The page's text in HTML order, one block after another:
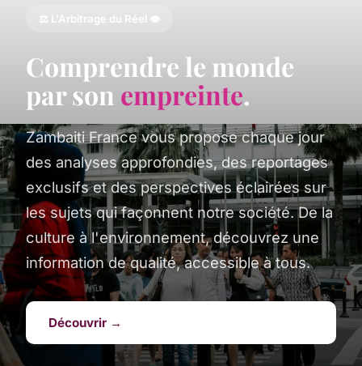
⚖️ L'Arbitrage du Réel 👁️
Comprendre le monde
par son empreinte.
Zambaiti France vous propose chaque jour
des analyses approfondies, des reportages
exclusifs et des perspectives éclairées sur
les sujets qui façonnent notre société. De la
culture à l'environnement, découvrez une
information de qualité, accessible à tous.
Découvrir →